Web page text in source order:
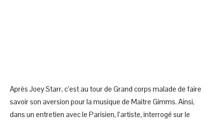
Après Joey Starr, c’est au tour de Grand corps malade de faire
savoir son aversion pour la musique de Maitre Gimms. Ainsi,
dans un entretien avec le Parisien, l’artiste, interrogé sur le